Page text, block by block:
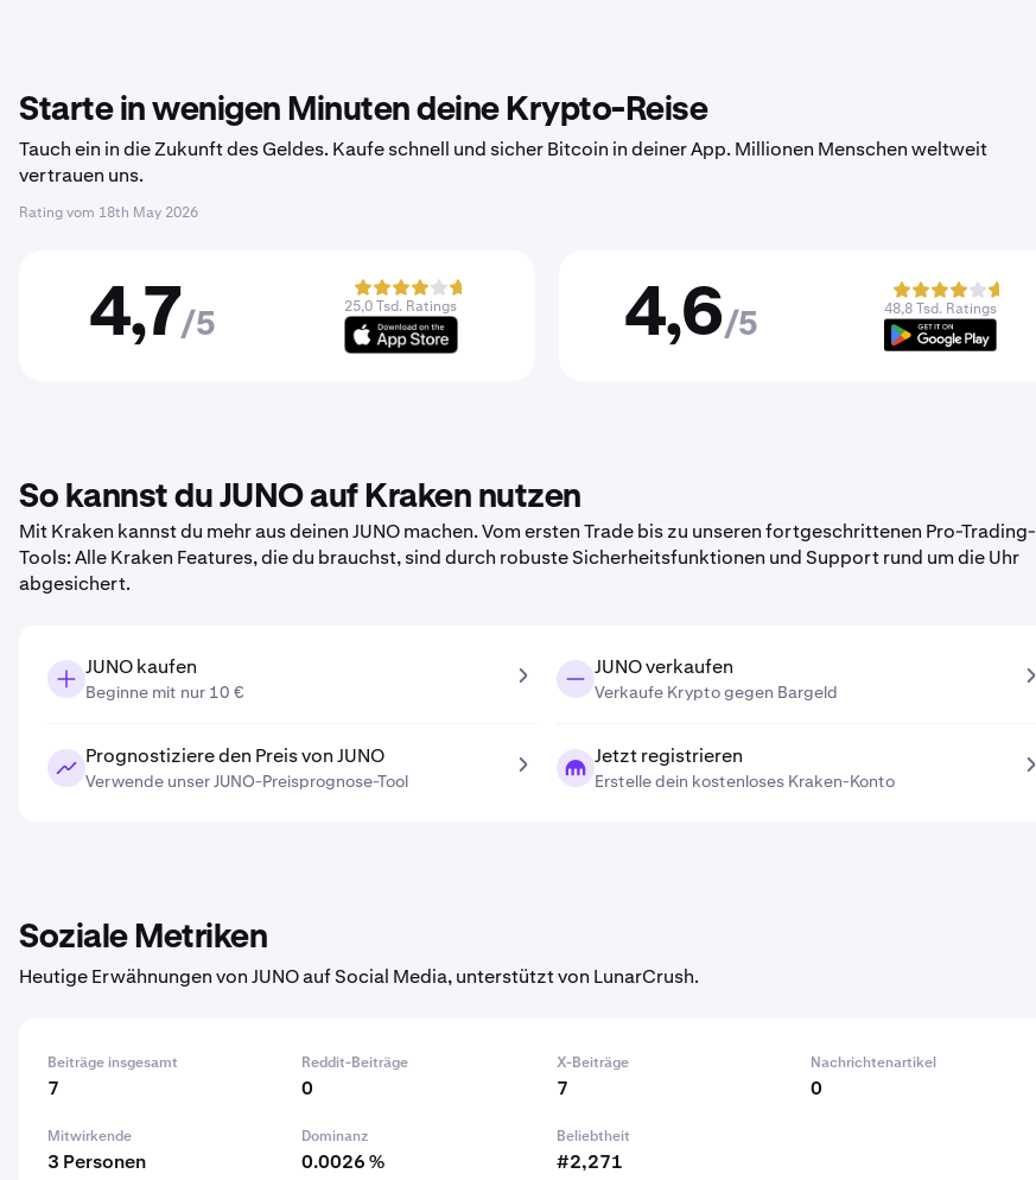
Starte in wenigen Minuten deine Krypto-Reise
Tauch ein in die Zukunft des Geldes. Kaufe schnell und sicher Bitcoin in deiner App. Millionen Menschen weltweit
vertrauen uns.
Rating vom 18th May 2026
4,7/5
25,0 Tsd. Ratings 4,6/5
48,8 Tsd. Ratings
So kannst du JUNO auf Kraken nutzen
Mit Kraken kannst du mehr aus deinen JUNO machen. Vom ersten Trade bis zu unseren fortgeschrittenen Pro-Trading-
Tools: Alle Kraken Features, die du brauchst, sind durch robuste Sicherheitsfunktionen und Support rund um die Uhr
abgesichert.
JUNO kaufen
Beginne mit nur 10 €
JUNO verkaufen
Verkaufe Krypto gegen Bargeld
Prognostiziere den Preis von JUNO
Verwende unser JUNO-Preisprognose-Tool
Jetzt registrieren
Erstelle dein kostenloses Kraken-Konto
Soziale Metriken
Heutige Erwähnungen von JUNO auf Social Media, unterstützt von LunarCrush.
Beiträge insgesamt
7
Reddit-Beiträge
0
X-Beiträge
7
Nachrichtenartikel
0
Mitwirkende
3 Personen
Dominanz
0.0026 %
Beliebtheit
#2,271